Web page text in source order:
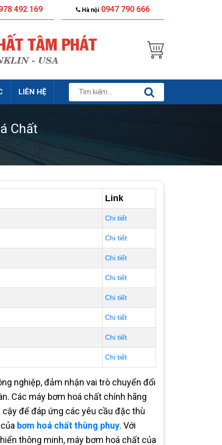
492 169 Hà nội 0947 790 666
LIÊN HỆ
Chất
Link
Chi tiết
Chi tiết
Chi tiết
Chi tiết
Chi tiết
Chi tiết
Chi tiết
Chi tiết
nghiệp, đảm nhận vai trò chuyển đổi
Các máy bơm hoá chất chính hãng
để đáp ứng các yêu cầu đặc thù
bơm hoá chất thùng phuy. Với
thông minh, máy bơm hoá chất của